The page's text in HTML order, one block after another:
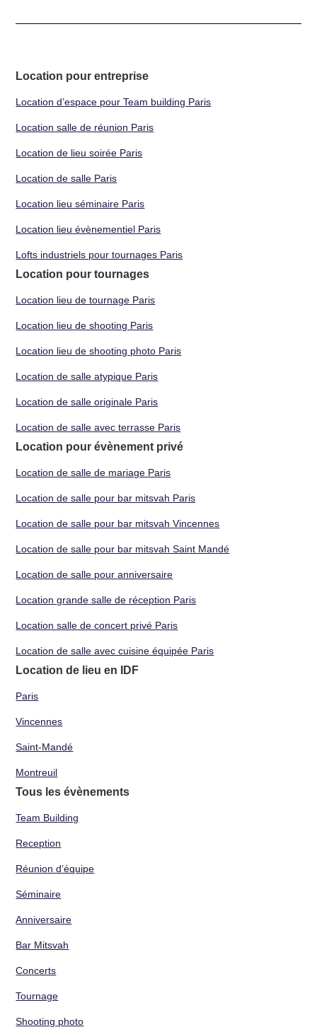
Location pour entreprise
Location d’espace pour Team building Paris
Location salle de réunion Paris
Location de lieu soirée Paris
Location de salle Paris
Location lieu séminaire Paris
Location lieu évènementiel Paris
Lofts industriels pour tournages Paris
Location pour tournages
Location lieu de tournage Paris
Location lieu de shooting Paris
Location lieu de shooting photo Paris
Location de salle atypique Paris
Location de salle originale Paris
Location de salle avec terrasse Paris
Location pour évènement privé
Location de salle de mariage Paris
Location de salle pour bar mitsvah Paris
Location de salle pour bar mitsvah Vincennes
Location de salle pour bar mitsvah Saint Mandé
Location de salle pour anniversaire
Location grande salle de réception Paris
Location salle de concert privé Paris
Location de salle avec cuisine équipée Paris
Location de lieu en IDF
Paris
Vincennes
Saint-Mandé
Montreuil
Tous les évènements
Team Building
Reception
Réunion d’équipe
Séminaire
Anniversaire
Bar Mitsvah
Concerts
Tournage
Shooting photo